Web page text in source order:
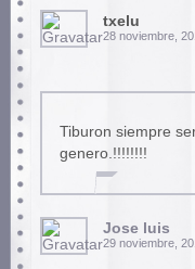
txelu
28 noviembre,
Tiburon siempre
genero.!!!!!!!!
Jose luis
29 noviembre,